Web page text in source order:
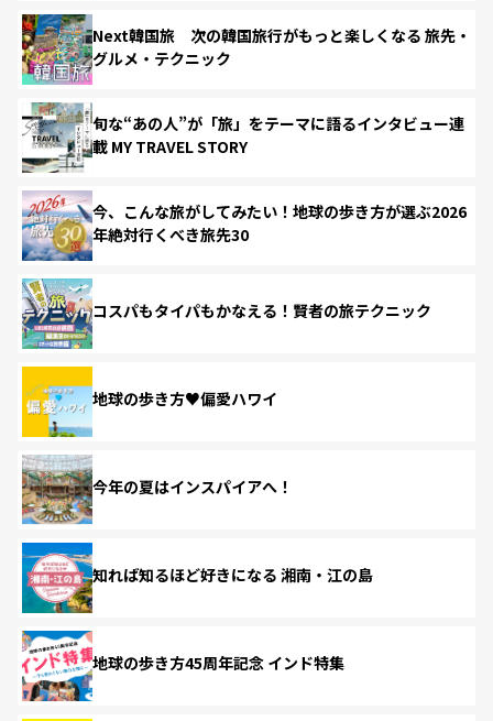
Next韓国旅 次の韓国旅行がもっと楽しくなる 旅先・
グルメ・テクニック
旬な“あの人”が「旅」をテーマに語るインタビュー連
載 MY TRAVEL STORY
今、こんな旅がしてみたい！地球の歩き方が選ぶ2026
年絶対行くべき旅先30
コスパもタイパもかなえる！賢者の旅テクニック
地球の歩き方♥偏愛ハワイ
今年の夏はインスパイアへ！
知れば知るほど好きになる 湘南・江の島
地球の歩き方45周年記念 インド特集